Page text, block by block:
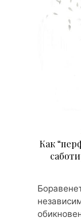
Как